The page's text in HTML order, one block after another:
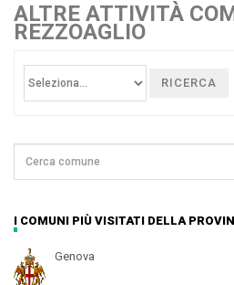
ALTRE ATTIVITÀ
REZZOAGLIO
RICERCA
I COMUNI PIÙ VISITATI DELLA
Genova